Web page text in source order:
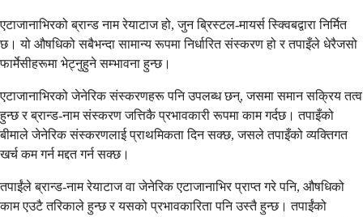
एटाजानाभिरको ब्रान्ड नाम रेयाटाज हो, जुन ब्रिस्टल-मायर्स स्क्विबद्वारा निर्मित
छ। यो औषधिको सबैभन्दा सामान्य रूपमा निर्धारित संस्करण हो र तपाइँले धेरैजसो
फार्मेसीहरूमा भेट्नुहुने सम्भावना हुन्छ।
एटाजानाभिरको जेनेरिक संस्करणहरू पनि उपलब्ध छन्, जसमा समान सक्रिय तत्व
हुन्छ र ब्रान्ड-नाम संस्करण जत्तिकै प्रभावकारी रूपमा काम गर्दछ। तपाइँको
बीमाले जेनेरिक संस्करणलाई प्राथमिकता दिन सक्छ, जसले तपाइँको व्यक्तिगत
खर्च कम गर्न मद्दत गर्न सक्छ।
तपाईंले ब्रान्ड-नाम रेयाटाज वा जेनेरिक एटाजानाभिर प्राप्त गरे पनि, औषधिको
काम एउटै तरिकाले हुन्छ र यसको प्रभावकारिता पनि उस्तै हुन्छ। तपाईंको